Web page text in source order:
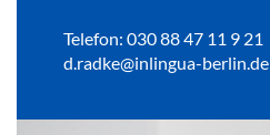
Telefon: 030 88 47 11 9 21
d.radke@inlingua-berlin.de